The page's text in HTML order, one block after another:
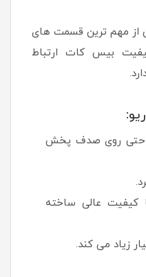
از مهم ترین قسمت های
بیس کات ارتباط
روی صدف پخش
کیفیت عالی ساخته
زیاد می کند.